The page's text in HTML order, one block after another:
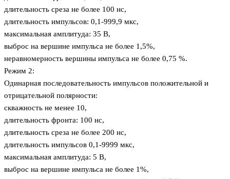
длительность среза не более 100 нс,
длительность импульсов: 0,1-999,9 мкс,
максимальная амплитуда: 35 В,
выброс на вершине импульса не более 1,5%,
неравномерность вершины импульса не более 0,75 %.
Режим 2:
Одинарная последовательность импульсов положительной и
отрицательной полярности:
скважность не менее 10,
длительность фронта: 100 нс,
длительность среза не более 200 нс,
длительность импульсов 0,1-9999 мкс,
максимальная амплитуда: 5 В,
выброс на вершине импульса не более 1%,